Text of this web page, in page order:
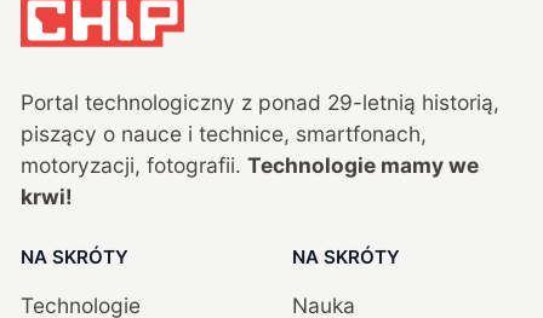
Portal technologiczny z ponad 29-letnią historią,
piszący o nauce i technice, smartfonach,
motoryzacji, fotografii. Technologie mamy we
krwi!
NA SKRÓTY
Technologie
NA SKRÓTY
Nauka